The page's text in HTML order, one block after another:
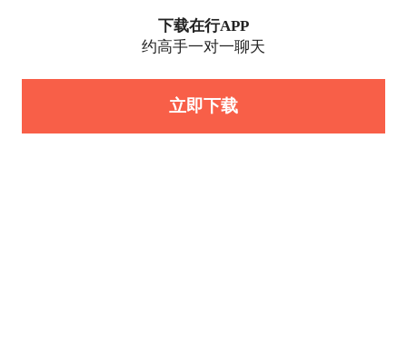
下载在行APP
约高手一对一聊天
立即下载